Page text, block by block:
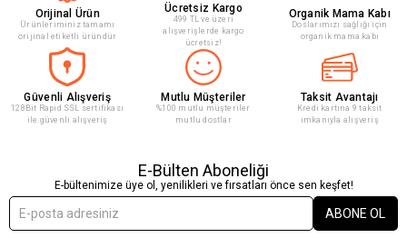
Orijinal Ürün
Ürünleriminiz tamamı
orijinal etiketli üründür
Ücretsiz Kargo
499 TL ve üzeri
alışverişlerde kargo
ücretsiz!
Organik Mama Kabı
Doslarımızı sağlığı için
organik mama kabı
Güvenli Alışveriş
128Bit Rapid SSL sertifikası
ile güvenli alışveriş
Mutlu Müşteriler
%100 mutlu müşteriler
mutlu dostlar
Taksit Avantajı
Kredi kartına 9 taksit
imkanıyla alışveriş
E-Bülten Aboneliği
E-bültenimize üye ol, yenilikleri ve fırsatları önce sen keşfet!
ABONE OL